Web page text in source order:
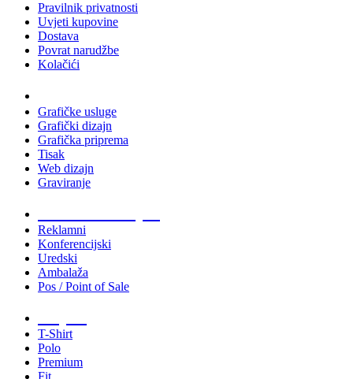
Pravilnik privatnosti
Uvjeti kupovine
Dostava
Povrat narudžbe
Kolačići
Grafičke usluge
Grafički dizajn
Grafička priprema
Tisak
Web dizajn
Graviranje
Reklamni
Konferencijski
Uredski
Ambalaža
Pos / Point of Sale
T-Shirt
Polo
Premium